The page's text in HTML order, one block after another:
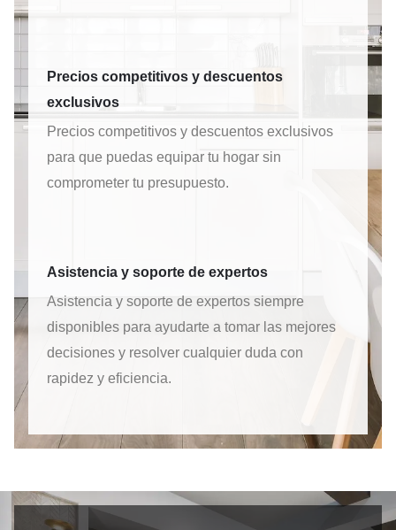
Precios competitivos y descuentos
exclusivos
Precios competitivos y descuentos exclusivos
para que puedas equipar tu hogar sin
comprometer tu presupuesto.
Asistencia y soporte de expertos
Asistencia y soporte de expertos siempre
disponibles para ayudarte a tomar las mejores
decisiones y resolver cualquier duda con
rapidez y eficiencia.